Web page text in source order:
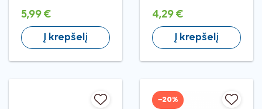
5,99 €
Į krepšelį
4,29 €
Į krepšelį
−20%